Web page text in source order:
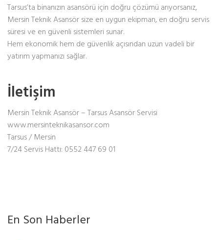
Tarsus’ta binanızın asansörü için doğru çözümü arıyorsanız,
Mersin Teknik Asansör size en uygun ekipman, en doğru servis
süresi ve en güvenli sistemleri sunar.
Hem ekonomik hem de güvenlik açısından uzun vadeli bir
yatırım yapmanızı sağlar.
İletişim
Mersin Teknik Asansör – Tarsus Asansör Servisi
www.mersinteknikasansor.com
Tarsus / Mersin
7/24 Servis Hattı: 0552 447 69 01
En Son Haberler